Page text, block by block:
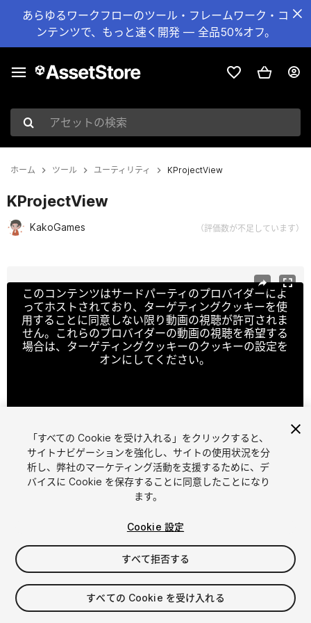
あらゆるワークフローのツール・フレームワーク・コ
ンテンツで、もっと速く開発 — 全品50%オフ。
アセットの検索
ホーム ツール ユーティリティ KProjectView
KProjectView
KakoGames （評価数が不足しています）
このコンテンツはサードパーティのプロバイダーによ
ってホストされており、ターゲティングクッキーを使
用することに同意しない限り動画の視聴が許可されま
せん。これらのプロバイダーの動画の視聴を希望する
場合は、ターゲティングクッキーのクッキーの設定を
オンにしてください。
1 /6
$15
シート 1
「すべての Cookie を受け入れる」をクリックすると、
サイトナビゲーションを強化し、サイトの使用状況を分
析し、弊社のマーケティング活動を支援するために、デ
バイスに Cookie を保存することに同意したことになり
ます。
Cookie 設定
すべて拒否する
すべての Cookie を受け入れる